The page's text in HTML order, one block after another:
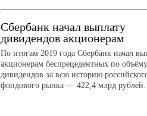
Сбербанк начал выплату
дивидендов акционерам
По итогам 2019 года Сбербанк начал
акционерам беспрецедентных по объёму
дивидендов за всю историю
фондового рынка — 422,4 млрд рублей.